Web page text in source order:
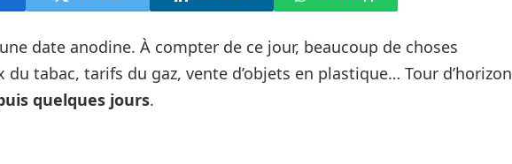
date anodine. À compter de ce jour, beaucoup de choses
du tabac, tarifs du gaz, vente d’objets en plastique… Tour d’horizon
quelques jours.